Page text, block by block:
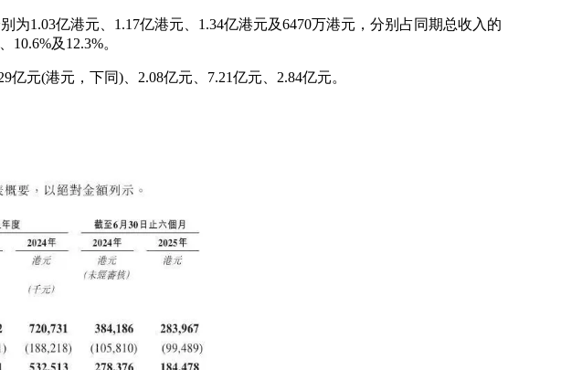
为1.03亿港元、1.17亿港元、1.34亿港元及6470万港元，分别占同期总收入的
及12.3%。
元(港元，下同)、2.08亿元、7.21亿元、2.84亿元。